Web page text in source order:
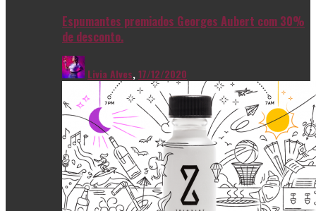
Espumantes premiados Georges Aubert com 30%
de desconto.
Livia Alves,17/12/2020